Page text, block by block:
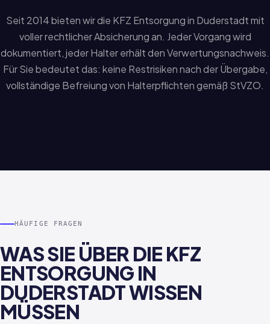
Seit 2014 bieten wir die KFZ Entsorgung in Duderstadt mit
voller rechtlicher Absicherung an. Jeder Vorgang wird
dokumentiert, jeder Halter erhält den Verwertungsnachweis.
Für Sie bedeutet das: keine Restrisiken nach der Übergabe,
vollständige Befreiung von Halterpflichten gemäß StVZO.
HÄUFIGE FRAGEN
WAS SIE ÜBER DIE KFZ
ENTSORGUNG IN
DUDERSTADT WISSEN
MÜSSEN